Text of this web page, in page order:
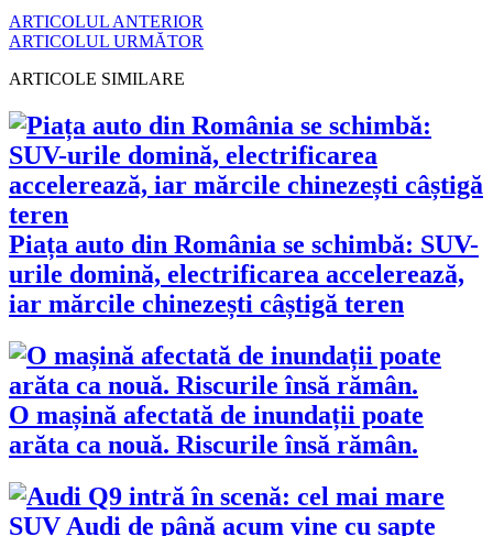
ARTICOLUL ANTERIOR
ARTICOLUL URMĂTOR
ARTICOLE SIMILARE
Piața auto din România se schimbă: SUV-
urile domină, electrificarea accelerează,
iar mărcile chinezești câștigă teren
O mașină afectată de inundații poate
arăta ca nouă. Riscurile însă rămân.